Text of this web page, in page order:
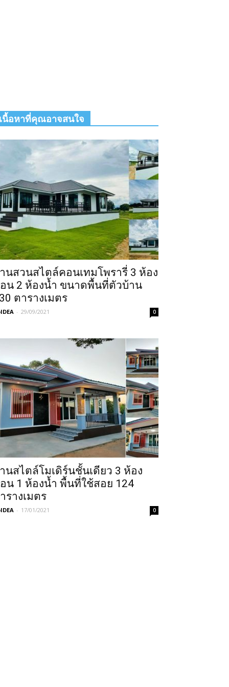
เนื้อหาที่คุณอาจสนใจ
นสวนสไตล์คอนเทมโพรารี่ 3 ห้อง
น 2 ห้องน้ำ ขนาดพื้นที่ตัวบ้าน
ตารางเมตร
- 29/09/2021 0
นสไตล์โมเดิร์นชั้นเดียว 3 ห้อง
น 1 ห้องน้ำ พื้นที่ใช้สอย 124
รางเมตร
- 17/01/2021 0